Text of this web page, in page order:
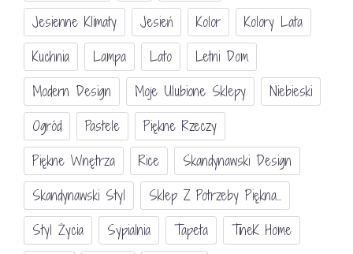
Jesienne Klimaty
Jesień Kolor
Kolory Lata
Kuchnia
Lampa Lato
Letni Dom
Modern Design
Moje Ulubione Sklepy
Niebieski
Ogród
Pastele
Piękne Rzeczy
Piękne Wnętrza
Rice
Skandynawski Design
Skandynawski Styl
Sklep Z Potrzeby Piękna...
Styl Życia
Sypialnia Tapeta
TineK Home